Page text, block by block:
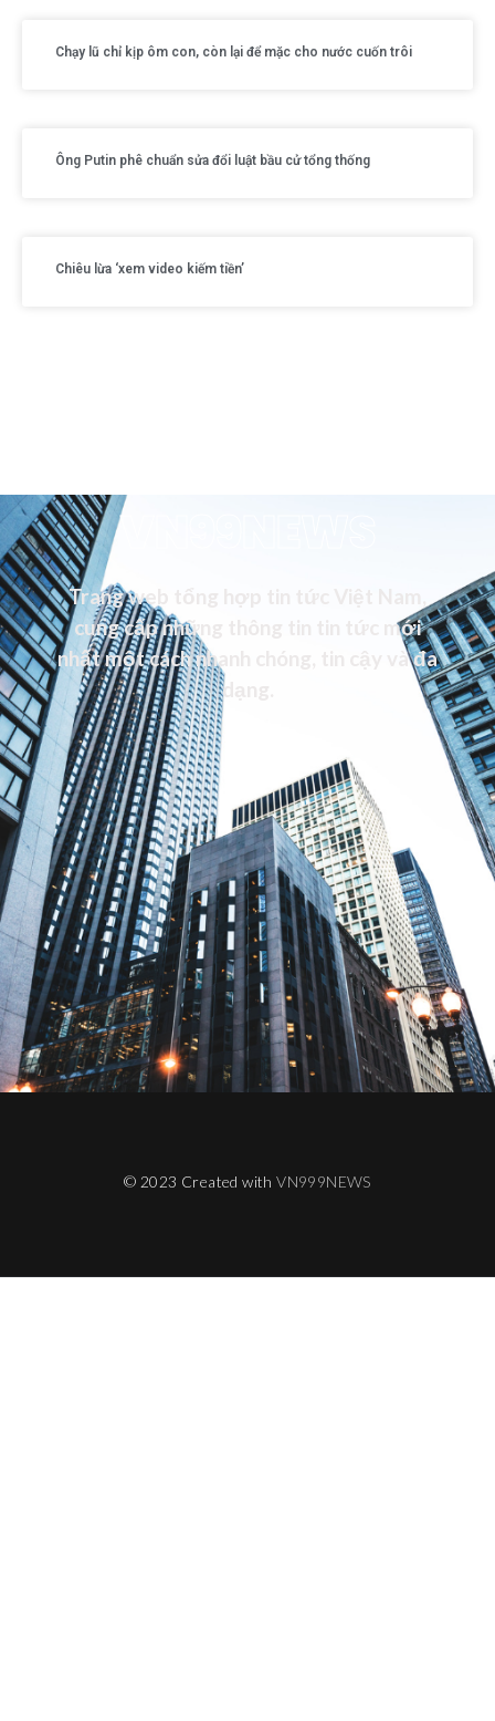
Chạy lũ chỉ kịp ôm con, còn lại để mặc cho nước cuốn trôi
Ông Putin phê chuẩn sửa đổi luật bầu cử tổng thống
Chiêu lừa ‘xem video kiếm tiền’
VN99NEWS
Trang web tổng hợp tin tức Việt Nam,
cung cấp những thông tin tin tức mới
nhất một cách nhanh chóng, tin cậy và đa
dạng.
© 2023 Created withVN999NEWS